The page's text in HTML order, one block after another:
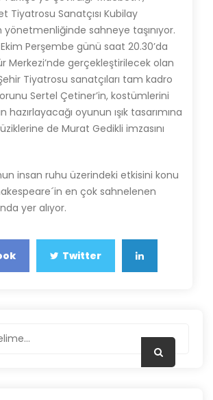
Tiyatrosu Sanatçısı Kubilay
yönetmenliğinde sahneye taşınıyor.
Perşembe günü saat 20.30’da
Merkezi’nde gerçekleştirilecek olan
Tiyatrosu sanatçıları tam kadro
Sertel Çetiner’in, kostümlerini
hazırlayacağı oyunun ışık tasarımına
de Murat Gedikli imzasını
insan ruhu üzerindeki etkisini konu
en çok sahnelenen
yer alıyor.
Twitter